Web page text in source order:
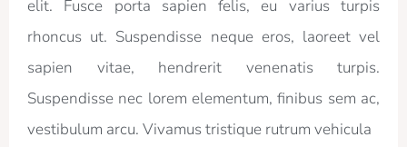
elit. Fusce porta sapien felis, eu varius turpis
rhoncus ut. Suspendisse neque eros, laoreet vel
sapien vitae, hendrerit venenatis turpis.
Suspendisse nec lorem elementum, finibus sem ac,
vestibulum arcu. Vivamus tristique rutrum vehicula